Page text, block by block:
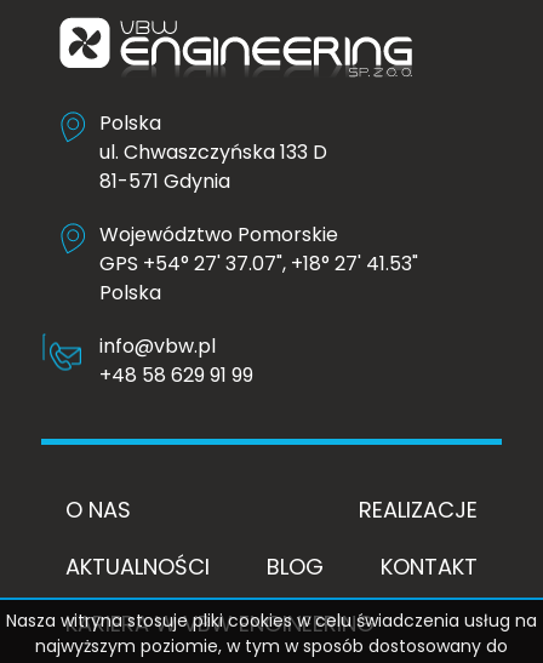
Nasza witryna stosuje pliki cookies w celu świadczenia usług na
najwyższym poziomie, w tym w sposób dostosowany do
Polska
ul. Chwaszczyńska 133 D
81-571 Gdynia
Województwo Pomorskie
GPS +54° 27' 37.07", +18° 27' 41.53"
Polska
info@vbw.pl
+48 58 629 91 99
O NAS
REALIZACJE
AKTUALNOŚCI
BLOG
KONTAKT
KARIERA W VBW ENGINEERING